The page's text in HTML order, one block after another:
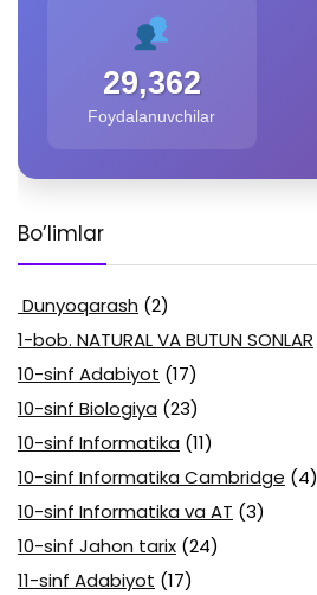
29,362
Foydalanuvchilar
Bo’limlar
Dunyoqarash (2)
1-bob. NATURAL VA BUTUN SONLAR
10-sinf Adabiyot (17)
10-sinf Biologiya (23)
10-sinf Informatika (11)
10-sinf Informatika Cambridge (4)
10-sinf Informatika va AT (3)
10-sinf Jahon tarix (24)
11-sinf Adabiyot (17)